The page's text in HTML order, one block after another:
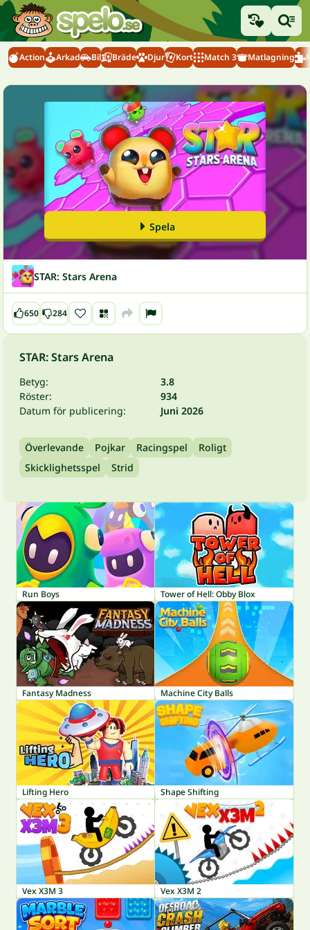
Action Arkad Bil Bräde Djur Kort Match 3 Matlagning
Spela
STAR: Stars Arena
650 284
STAR: Stars Arena
Betyg:
3.8
Röster:
934
Datum för publicering:
Juni 2026
Överlevande Pojkar Racingspel
Roligt
Skicklighetsspel
Strid
Run Boys Tower of Hell: Obby Blox
Fantasy Madness Machine City Balls
Lifting Hero Shape Shifting
Vex X3M 3 Vex X3M 2